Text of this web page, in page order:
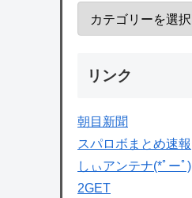
リンク
朝目新聞
スパロボまとめ速報
しぃアンテナ(*ﾟーﾟ)
2GET